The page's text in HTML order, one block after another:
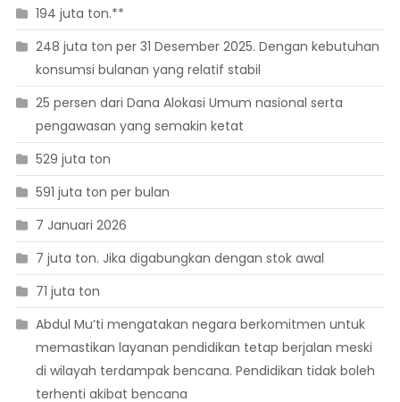
194 juta ton.**
248 juta ton per 31 Desember 2025. Dengan kebutuhan
konsumsi bulanan yang relatif stabil
25 persen dari Dana Alokasi Umum nasional serta
pengawasan yang semakin ketat
529 juta ton
591 juta ton per bulan
7 Januari 2026
7 juta ton. Jika digabungkan dengan stok awal
71 juta ton
Abdul Mu’ti mengatakan negara berkomitmen untuk
memastikan layanan pendidikan tetap berjalan meski
di wilayah terdampak bencana. Pendidikan tidak boleh
terhenti akibat bencana